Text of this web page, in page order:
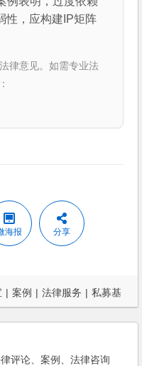
性，应构建IP矩阵
律意见。如需专业法
海报 分享
| 案例 | 法律服务 | 私募基
评论、案例、法律咨询